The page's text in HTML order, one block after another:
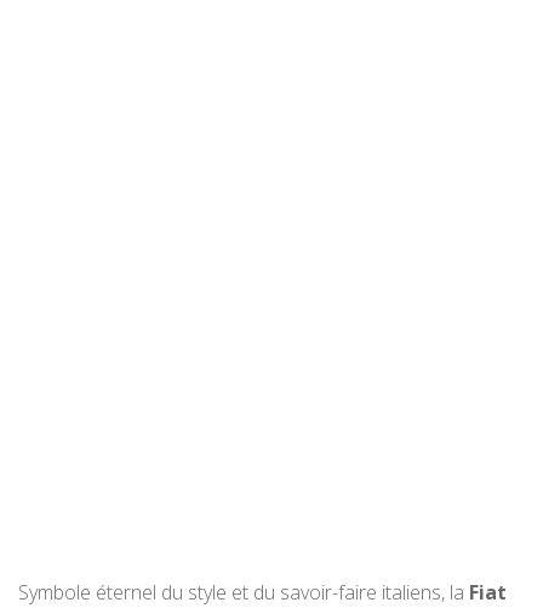
Symbole éternel du style et du savoir-faire italiens, la Fiat